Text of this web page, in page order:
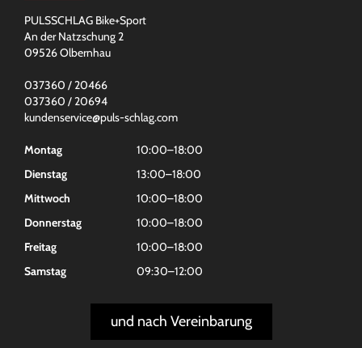
PULSSCHLAG Bike+Sport
An der Natzschung 2
09526 Olbernhau
037360 / 20466
037360 / 20694
kundenservice@puls-schlag.com
Montag
10:00–18:00
Dienstag
13:00–18:00
Mittwoch
10:00–18:00
Donnerstag
10:00–18:00
Freitag
10:00–18:00
Samstag
09:30–12:00
und nach Vereinbarung